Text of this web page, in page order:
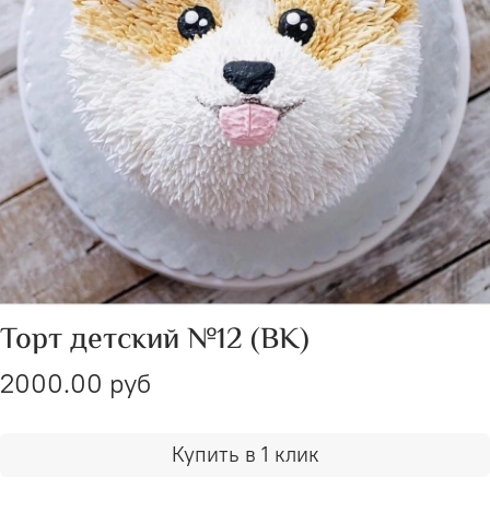
Торт детский №12 (ВК)
2000.00 руб
Купить в 1 клик